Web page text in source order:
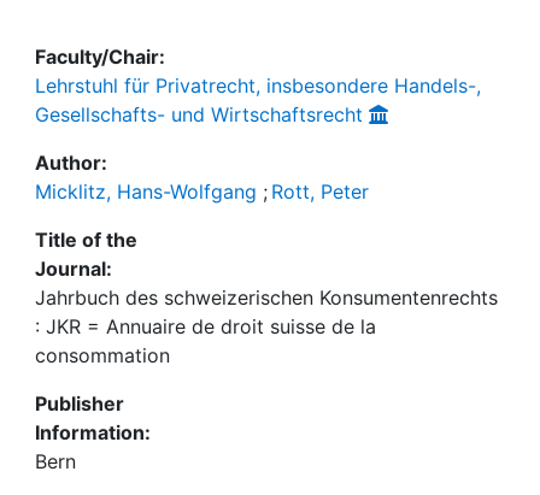
Faculty/Chair:
Lehrstuhl für Privatrecht, insbesondere Handels-,
Gesellschafts- und Wirtschaftsrecht
Author:
Micklitz, Hans-Wolfgang ; Rott, Peter
Title of the
Journal:
Jahrbuch des schweizerischen Konsumentenrechts
: JKR = Annuaire de droit suisse de la
consommation
Publisher
Information:
Bern